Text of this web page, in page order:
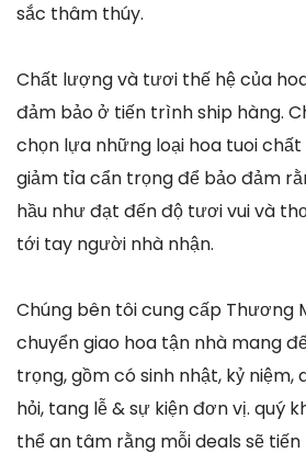
sắc thâm thúy.
Chất lượng và tươi thế hệ của
đảm bảo ở tiến trình ship hàng.
chọn lựa những loại hoa tuoi
giảm tỉa cẩn trọng để bảo đảm
hầu như đạt đến độ tươi vui và
tới tay người nhà nhận.
Chúng bên tôi cung cấp Thương
chuyển giao hoa tận nhà mang
trọng, gồm có sinh nhật, kỷ niệm,
hỏi, tang lễ & sự kiện đơn vị. quý
thể an tâm rằng mỗi deals sẽ